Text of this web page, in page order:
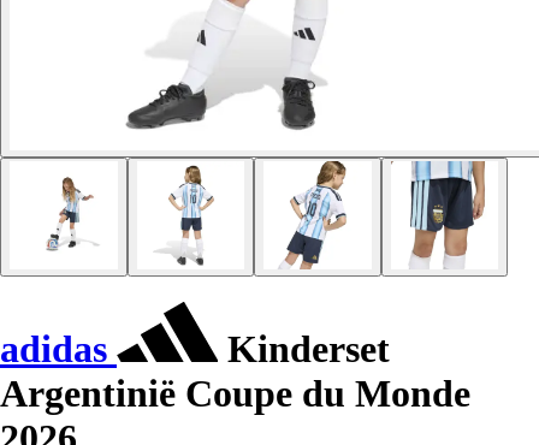
adidas
Kinderset
Argentinië Coupe du Monde